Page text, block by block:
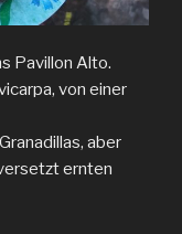
Pavillon Alto.
von einer
aber
ernten